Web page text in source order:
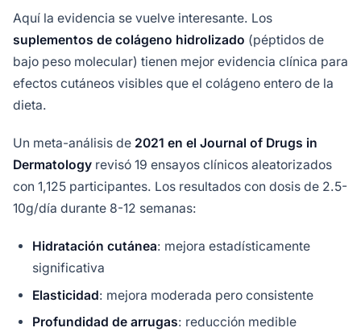
Aquí la evidencia se vuelve interesante. Los
suplementos de colágeno hidrolizado (péptidos de
bajo peso molecular) tienen mejor evidencia clínica para
efectos cutáneos visibles que el colágeno entero de la
dieta.
Un meta-análisis de 2021 en el Journal of Drugs in
Dermatology revisó 19 ensayos clínicos aleatorizados
con 1,125 participantes. Los resultados con dosis de 2.5-
10g/día durante 8-12 semanas:
Hidratación cutánea: mejora estadísticamente
significativa
Elasticidad: mejora moderada pero consistente
Profundidad de arrugas: reducción medible